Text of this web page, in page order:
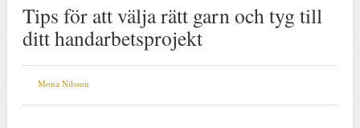
Tips för att välja rätt garn och tyg till
ditt handarbetsprojekt
Mona Nilsson